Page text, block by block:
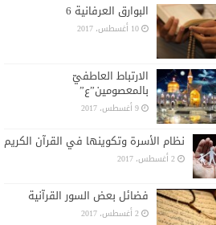
البوارق العرفانية 6
10 أغسطس، 2017
الارتباط العاطفيّ
بالمعصومين”ع”
9 أغسطس، 2017
نظام الأسرة وتكوينها في القرآن الكريم
2 أغسطس، 2017
فضائل بعض السور القرآنية
2 أغسطس، 2017